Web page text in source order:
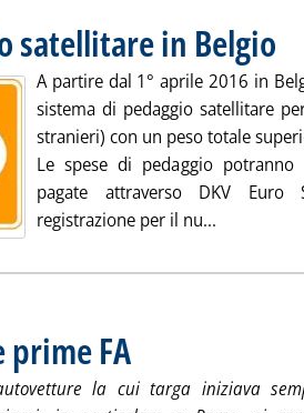
satellitare in Belgio
A partire dal 1° aprile 2016 in
sistema di pedaggio satellitare
stranieri) con un peso totale
Le spese di pedaggio potranno
pagate attraverso DKV
registrazione per il nu...
prime FA
la cui targa iniziava